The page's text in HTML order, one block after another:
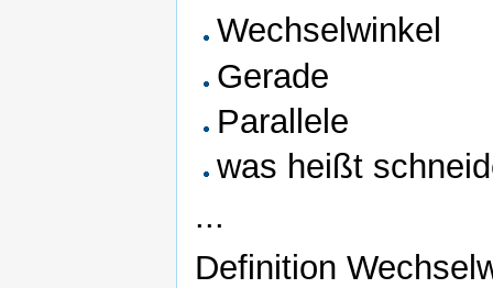
Wechselwinkel
Gerade
Parallele
was heißt
...
Definition